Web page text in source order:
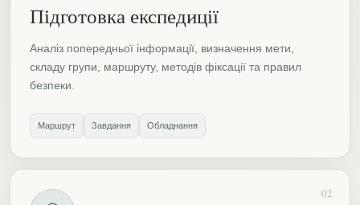
Підготовка експедиції
Аналіз попередньої інформації, визначення мети,
складу групи, маршруту, методів фіксації та правил
безпеки.
Маршрут Завдання Обладнання
02